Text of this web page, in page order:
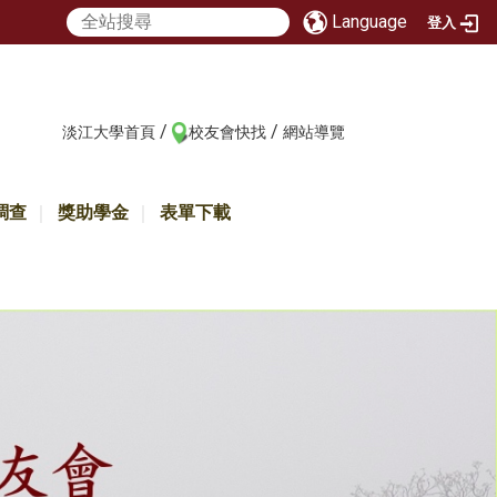
Language 登入
淡江大學首頁 / 校友會快找 / 網站導覽
查 獎助學金 表單下載